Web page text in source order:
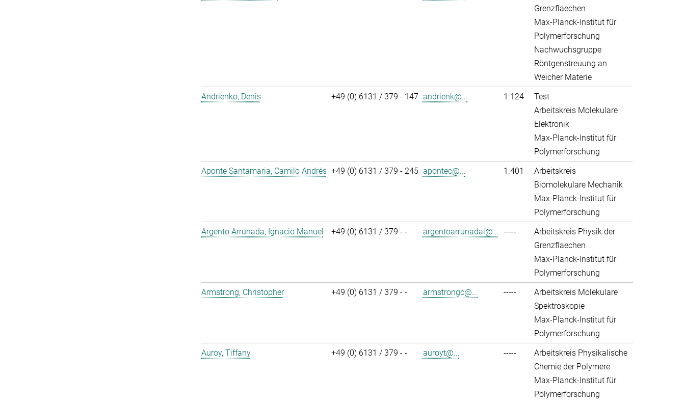
Grenzflaechen
Max-Planck-Institut für
Polymerforschung
Nachwuchsgruppe
Röntgenstreuung an
Weicher Materie
Andrienko, Denis
+49 (0) 6131 / 379 - 147 andrienk@... 1.124
Test
Arbeitskreis Molekulare
Elektronik
Max-Planck-Institut für
Polymerforschung
Aponte Santamaria, Camilo Andrés +49 (0) 6131 / 379 - 245 apontec@... 1.401
Arbeitskreis
Biomolekulare Mechanik
Max-Planck-Institut für
Polymerforschung
Argento Arrunada, Ignacio Manuel
+49 (0) 6131 / 379 - - argentoarrunadai@... -----
Arbeitskreis Physik der
Grenzflaechen
Max-Planck-Institut für
Polymerforschung
Armstrong, Christopher
+49 (0) 6131 / 379 - - armstrongc@... -----
Arbeitskreis Molekulare
Spektroskopie
Max-Planck-Institut für
Polymerforschung
Auroy, Tiffany
+49 (0) 6131 / 379 - - auroyt@... -----
Arbeitskreis Physikalische
Chemie der Polymere
Max-Planck-Institut für
Polymerforschung